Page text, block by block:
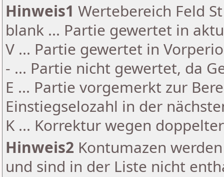
Hinweis1 Wertebereich Feld
blank ... Partie gewertet in
V ... Partie gewertet in
- ... Partie nicht gewertet, da
E ... Partie vorgemerkt zur
Einstiegselozahl in der
K ... Korrektur wegen
Hinweis2 Kontumazen
und sind in der Liste nicht